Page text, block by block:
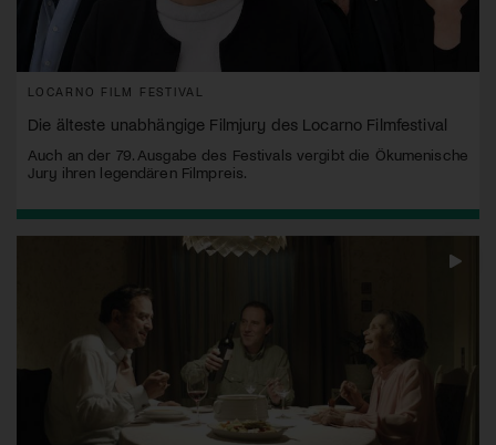
LOCARNO FILM FESTIVAL
Die älteste unabhängige Filmjury des Locarno Filmfestival
Auch an der 79. Ausgabe des Festivals vergibt die Ökumenische
Jury ihren legendären Filmpreis.